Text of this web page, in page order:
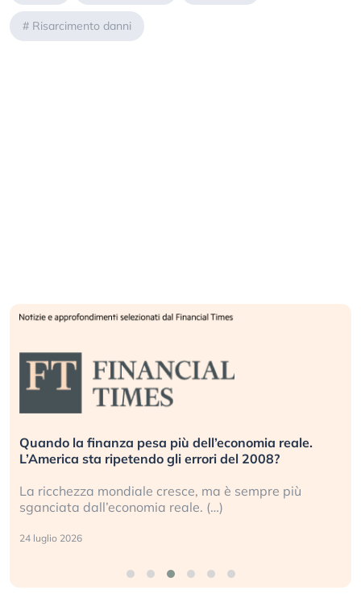
# Risarcimento danni
reale.
del 2008?
è sempre più
Russia e Cina pronti a spegnere
investitori stanno sottovalutando
Gli investitori tech continuano a
geopolitico: il (…)